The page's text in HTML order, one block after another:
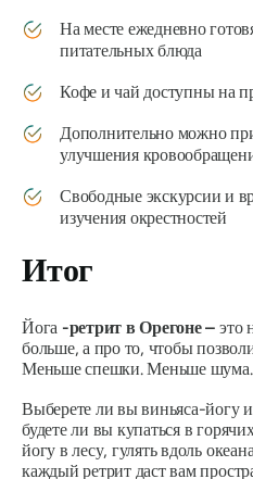
На месте ежедневно
питательных блюда
Кофе и чай доступны на
Дополнительно можно
улучшения
Свободные экскурсии и
изучения окрестностей
Итог
Йога -ретрит в Орегоне – это
больше, а про то, чтобы
Меньше спешки. Меньше
Выберете ли вы виньяса-йогу
будете ли вы купаться в
йогу в лесу, гулять вдоль
каждый ретрит даст вам